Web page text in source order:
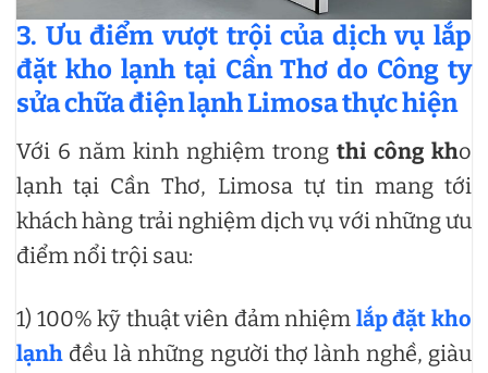
3. Ưu điểm vượt trội của dịch vụ lắp
đặt kho lạnh tại Cần Thơ do Công ty
sửa chữa điện lạnh Limosa thực hiện
Với 6 năm kinh nghiệm trong thi công kho
lạnh tại Cần Thơ, Limosa tự tin mang tới
khách hàng trải nghiệm dịch vụ với những ưu
điểm nổi trội sau:
1) 100% kỹ thuật viên đảm nhiệm lắp đặt kho
lạnh đều là những người thợ lành nghề, giàu